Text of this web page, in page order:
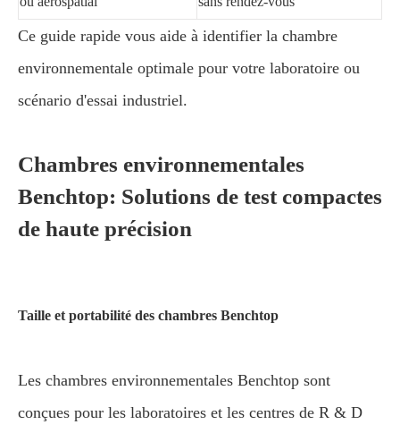
Ce guide rapide vous aide à identifier la chambre
environnementale optimale pour votre laboratoire ou
scénario d'essai industriel.
Chambres environnementales
Benchtop: Solutions de test compactes
de haute précision
Taille et portabilité des chambres Benchtop
Les chambres environnementales Benchtop sont
conçues pour les laboratoires et les centres de R & D